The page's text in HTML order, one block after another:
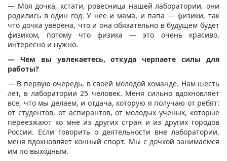
— Моя дочка, кстати, ровесница нашей лаборатории, они
родились в один год. У нее и мама, и папа — физики, так
что дочка уверена, что и она обязательно в будущем будет
физиком, потому что физика — это очень красиво,
интересно и нужно.
— Чем вы увлекаетесь, откуда черпаете силы для
работы?
— В первую очередь, в своей молодой команде. Нам шесть
лет, в лаборатории 25 человек. Меня сильно вдохновляет
все, что мы делаем, и отдача, которую я получаю от ребят:
от студентов, от аспирантов, от молодых ученых, которые
переезжают ко мне из других стран и из других городов
России. Если говорить о деятельности вне лаборатории,
меня вдохновляет конный спорт. Мы с дочкой занимаемся
им по выходным.